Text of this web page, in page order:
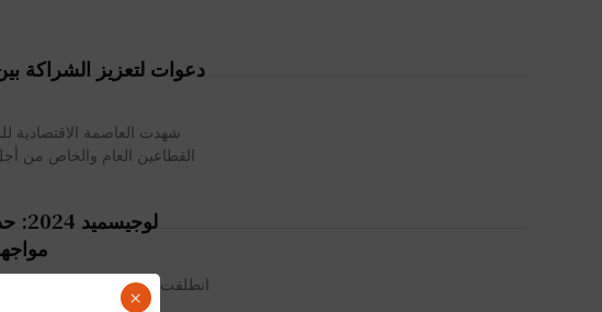
دعوات لتعزيز الشراكة
شهدت العاصمة الاقتصادية
القطاعين العام والخاص من
انطلقت اليوم الثلاثاء،
خبراء ومهنيي
×